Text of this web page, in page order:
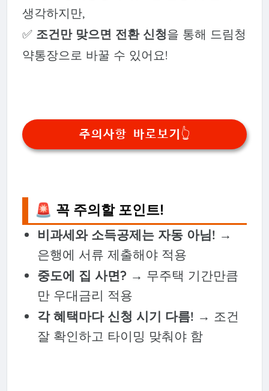
생각하지만,
✅ 조건만 맞으면 전환 신청을 통해 드림청
약통장으로 바꿀 수 있어요!
주의사항 바로보기👆
🚨 꼭 주의할 포인트!
비과세와 소득공제는 자동 아님! →
은행에 서류 제출해야 적용
중도에 집 사면? → 무주택 기간만큼
만 우대금리 적용
각 혜택마다 신청 시기 다름! → 조건
잘 확인하고 타이밍 맞춰야 함